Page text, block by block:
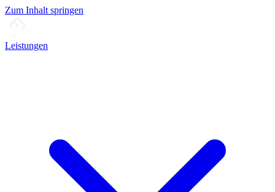
Zum Inhalt springen
Leistungen